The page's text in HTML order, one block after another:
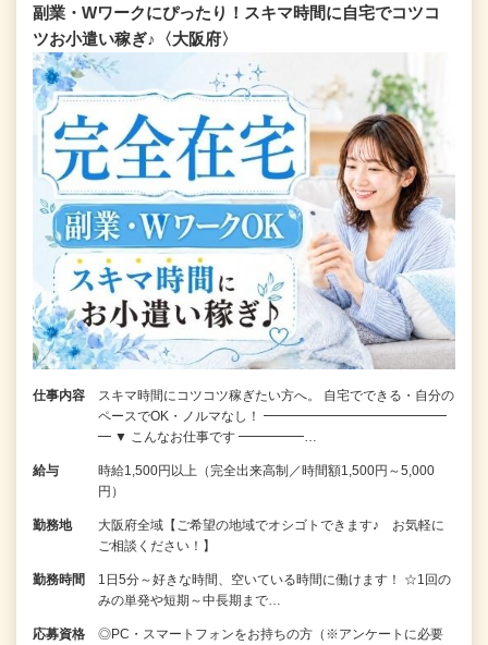
副業・Wワークにぴったり！スキマ時間に自宅でコツコ
ツお小遣い稼ぎ♪〈大阪府〉
仕事内容
スキマ時間にコツコツ稼ぎたい方へ。 自宅でできる・自分の
ペースでOK・ノルマなし！ ━━━━━━━━━━━━━━
━ ▼ こんなお仕事です ━━━━━…
給与
時給1,500円以上（完全出来高制／時間額1,500円～5,000
円）
勤務地
大阪府全域【ご希望の地域でオシゴトできます♪ お気軽に
ご相談ください！】
勤務時間
1日5分～好きな時間、空いている時間に働けます！ ☆1回の
みの単発や短期～中長期まで…
応募資格
◎PC・スマートフォンをお持ちの方（※アンケートに必要